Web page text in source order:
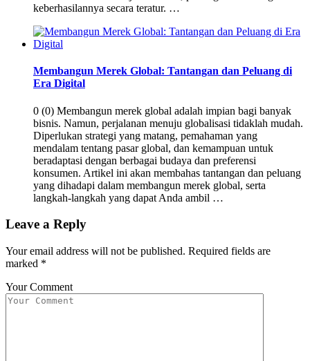
keberhasilannya secara teratur. …
Membangun Merek Global: Tantangan dan Peluang di
Era Digital
0 (0) Membangun merek global adalah impian bagi banyak
bisnis. Namun, perjalanan menuju globalisasi tidaklah mudah.
Diperlukan strategi yang matang, pemahaman yang
mendalam tentang pasar global, dan kemampuan untuk
beradaptasi dengan berbagai budaya dan preferensi
konsumen. Artikel ini akan membahas tantangan dan peluang
yang dihadapi dalam membangun merek global, serta
langkah-langkah yang dapat Anda ambil …
Leave a Reply
Your email address will not be published. Required fields are
marked *
Your Comment